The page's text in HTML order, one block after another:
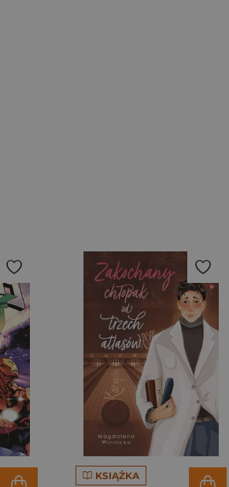
KSIĄŻKA